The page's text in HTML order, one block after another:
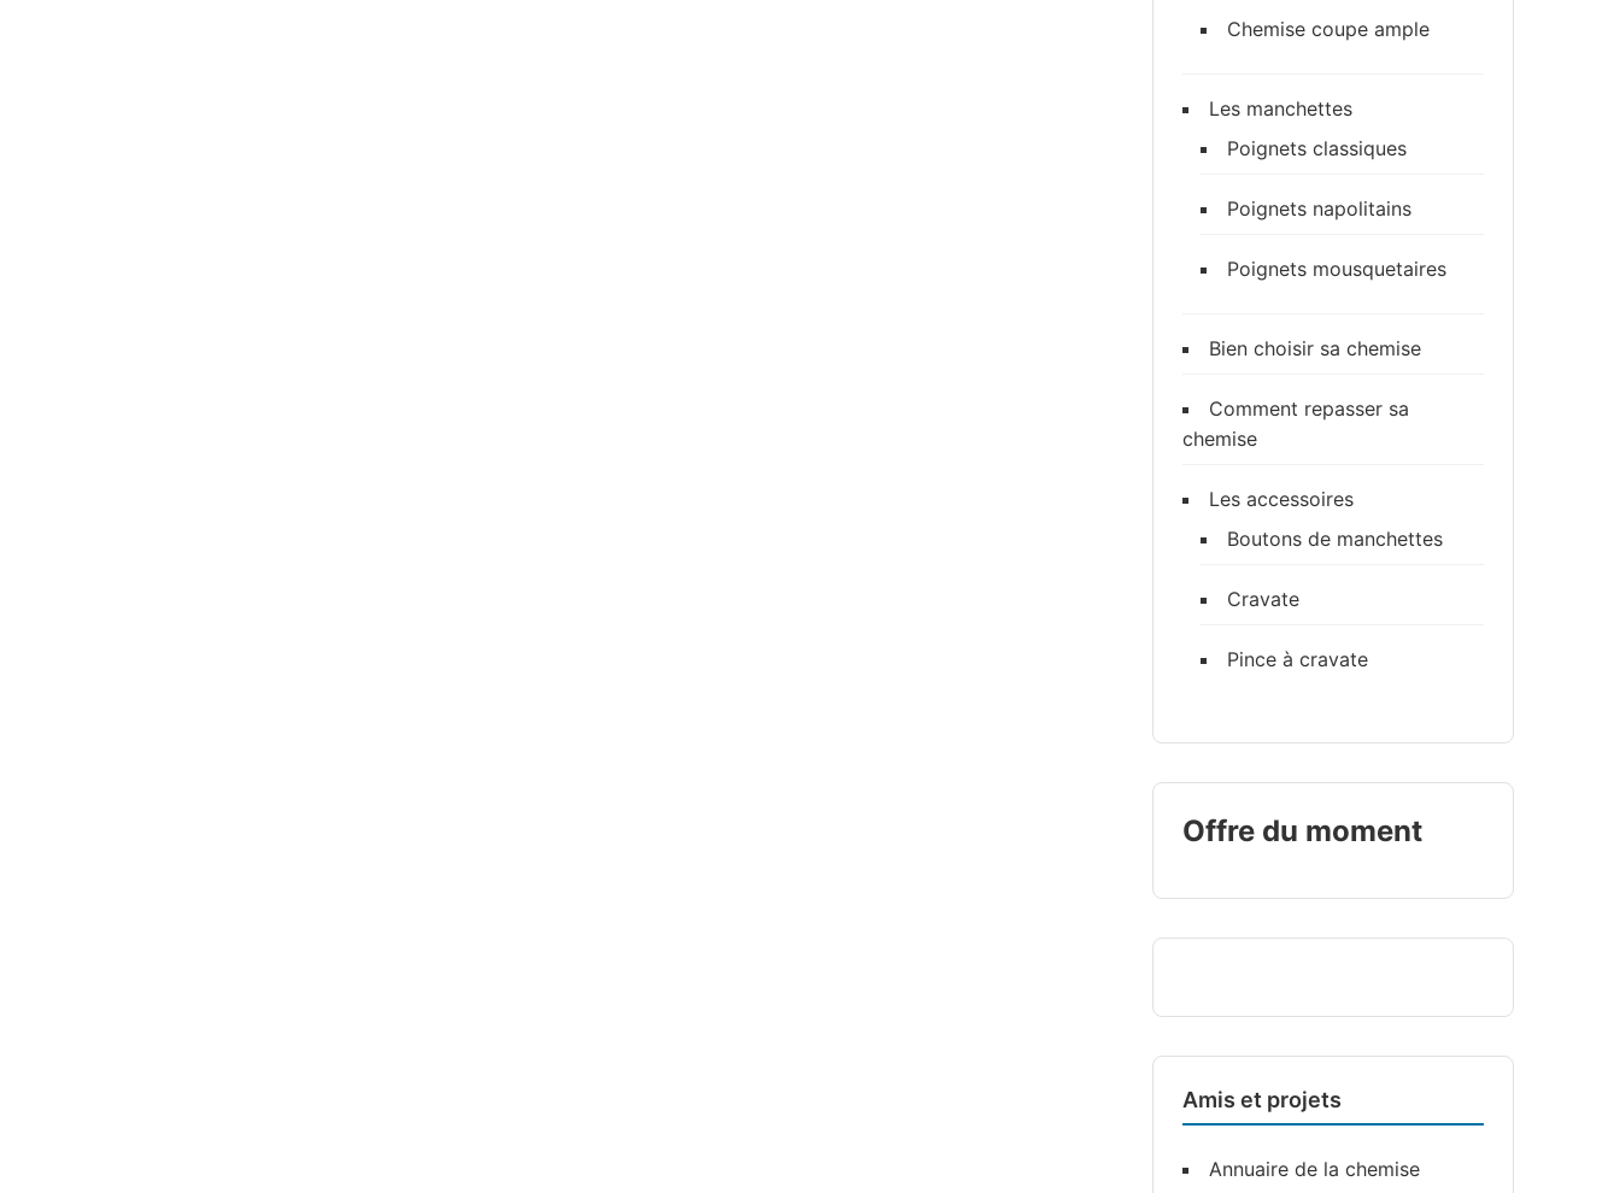
Chemise coupe ample
Les manchettes
Poignets classiques
Poignets napolitains
Poignets mousquetaires
Bien choisir sa chemise
Comment repasser sa
chemise
Les accessoires
Boutons de manchettes
Cravate
Pince à cravate
Offre du moment
Amis et projets
Annuaire de la chemise